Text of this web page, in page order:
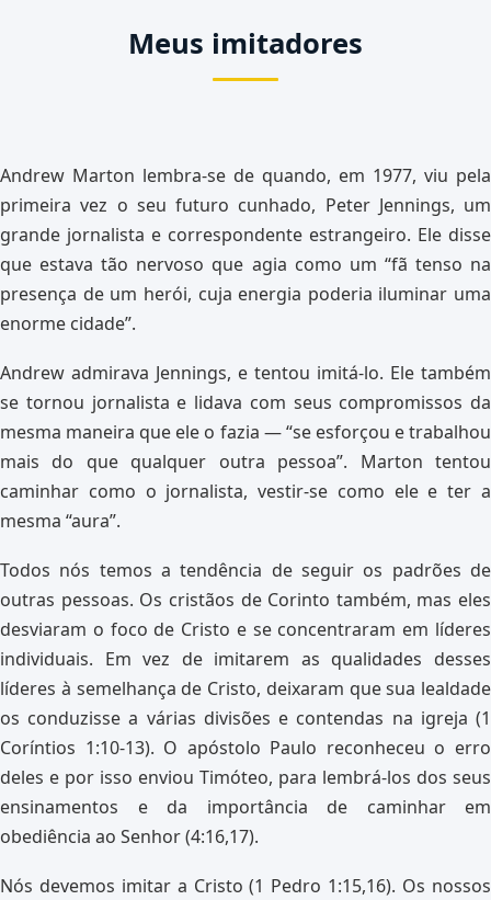
Meus imitadores
Andrew Marton lembra-se de quando, em 1977, viu pela
primeira vez o seu futuro cunhado, Peter Jennings, um
grande jornalista e correspondente estrangeiro. Ele disse
que estava tão nervoso que agia como um “fã tenso na
presença de um herói, cuja energia poderia iluminar uma
enorme cidade”.
Andrew admirava Jennings, e tentou imitá-lo. Ele também
se tornou jornalista e lidava com seus compromissos da
mesma maneira que ele o fazia — “se esforçou e trabalhou
mais do que qualquer outra pessoa”. Marton tentou
caminhar como o jornalista, vestir-se como ele e ter a
mesma “aura”.
Todos nós temos a tendência de seguir os padrões de
outras pessoas. Os cristãos de Corinto também, mas eles
desviaram o foco de Cristo e se concentraram em líderes
individuais. Em vez de imitarem as qualidades desses
líderes à semelhança de Cristo, deixaram que sua lealdade
os conduzisse a várias divisões e contendas na igreja (1
Coríntios 1:10-13). O apóstolo Paulo reconheceu o erro
deles e por isso enviou Timóteo, para lembrá-los dos seus
ensinamentos e da importância de caminhar em
obediência ao Senhor (4:16,17).
Nós devemos imitar a Cristo (1 Pedro 1:15,16). Os nossos